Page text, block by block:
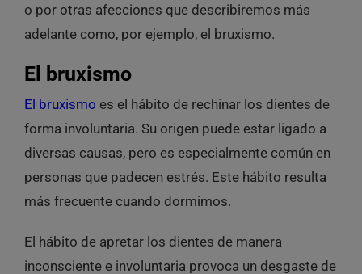
o por otras afecciones que describiremos más
adelante como, por ejemplo, el bruxismo.
El bruxismo
El bruxismo es el hábito de rechinar los dientes de
forma involuntaria. Su origen puede estar ligado a
diversas causas, pero es especialmente común en
personas que padecen estrés. Este hábito resulta
más frecuente cuando dormimos.
El hábito de apretar los dientes de manera
inconsciente e involuntaria provoca un desgaste de